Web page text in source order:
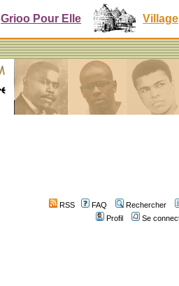
Grioo Pour Elle Village
RSS FAQ
Rechercher
Profil
Se